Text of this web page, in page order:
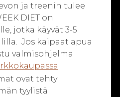
ja treenin tulee
DIET on
jotka käyvät 3-5
Jos kaipaat apua
valmisohjelma
.
ovat tehty
tyylistä